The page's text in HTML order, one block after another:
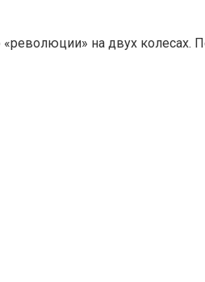
на двух колесах.